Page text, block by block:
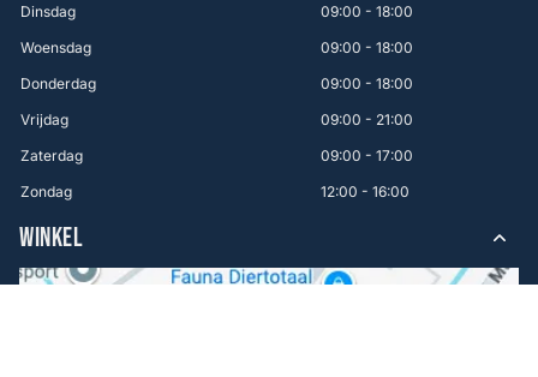
Dinsdag
09:00 - 18:00
Woensdag
09:00 - 18:00
Donderdag
09:00 - 18:00
Vrijdag
09:00 - 21:00
Zaterdag
09:00 - 17:00
Zondag
12:00 - 16:00
WINKEL